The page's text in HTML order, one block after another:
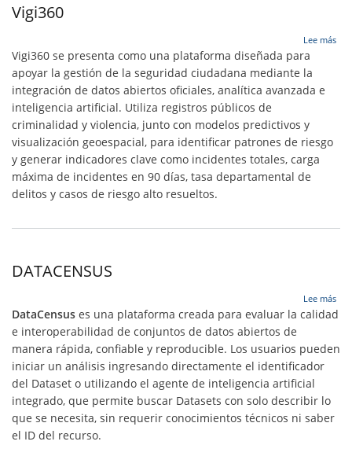
Vigi360
Lee más
Vigi360 se presenta como una plataforma diseñada para
apoyar la gestión de la seguridad ciudadana mediante la
integración de datos abiertos oficiales, analítica avanzada e
inteligencia artificial. Utiliza registros públicos de
criminalidad y violencia, junto con modelos predictivos y
visualización geoespacial, para identificar patrones de riesgo
y generar indicadores clave como incidentes totales, carga
máxima de incidentes en 90 días, tasa departamental de
delitos y casos de riesgo alto resueltos.
DATACENSUS
Lee más
DataCensus es una plataforma creada para evaluar la calidad
e interoperabilidad de conjuntos de datos abiertos de
manera rápida, confiable y reproducible. Los usuarios pueden
iniciar un análisis ingresando directamente el identificador
del Dataset o utilizando el agente de inteligencia artificial
integrado, que permite buscar Datasets con solo describir lo
que se necesita, sin requerir conocimientos técnicos ni saber
el ID del recurso.